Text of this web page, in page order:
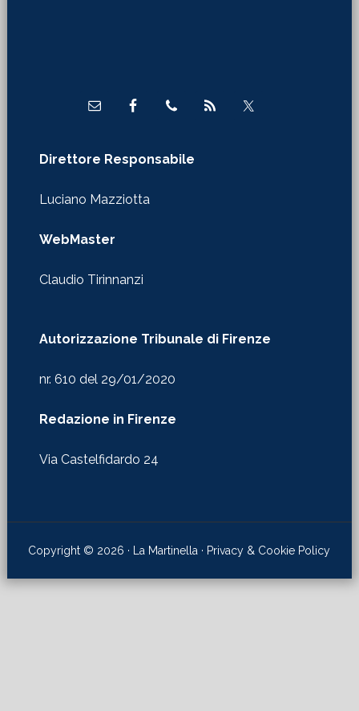
WebMaster
Claudio Tirinnanzi
Redazione in Firenze
Via Castelfidardo 24